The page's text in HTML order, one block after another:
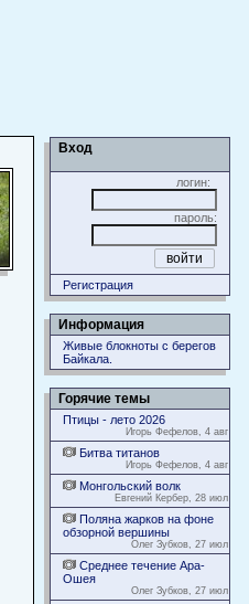
Вход
логин:
пароль:
Регистрация
Информация
Живые блокноты с берегов
Байкала.
Горячие темы
Птицы - лето 2026
Игорь Фефелов, 4 авг
Битва титанов
Игорь Фефелов, 4 авг
Монгольский волк
Евгений Кербер, 28 июл
Поляна жарков на фоне
обзорной вершины
Олег Зубков, 27 июл
Среднее течение Ара-
Ошея
Олег Зубков, 27 июл